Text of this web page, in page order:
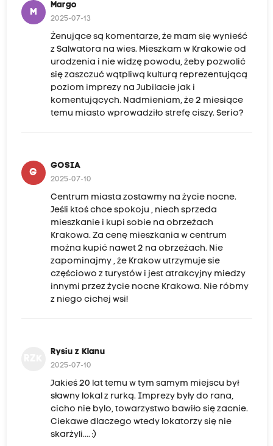
M
Margo
2025-07-13
Żenujące są komentarze, że mam się wynieść
z Salwatora na wies. Mieszkam w Krakowie od
urodzenia i nie widzę powodu, żeby pozwolić
się zaszczuć wątpliwą kulturą reprezentującą
poziom imprezy na Jubilacie jak i
komentujących. Nadmieniam, że 2 miesiące
temu miasto wprowadziło strefę ciszy. Serio?
G
GOSIA
2025-07-10
Centrum miasta zostawmy na życie nocne.
Jeśli ktoś chce spokoju , niech sprzeda
mieszkanie i kupi sobie na obrzeżach
Krakowa. Za cenę mieszkania w centrum
można kupić nawet 2 na obrzeżach. Nie
zapominajmy , że Krakow utrzymuje sie
częściowo z turystów i jest atrakcyjny miedzy
innymi przez życie nocne Krakowa. Nie róbmy
z niego cichej wsi!
Rysiu z Klanu
2025-07-10
Jakieś 20 lat temu w tym samym miejscu był
sławny lokal z rurką. Imprezy były do rana,
cicho nie bylo, towarzystwo bawiło się zacnie.
Ciekawe dlaczego wtedy lokatorzy się nie
skarżyli.... :)